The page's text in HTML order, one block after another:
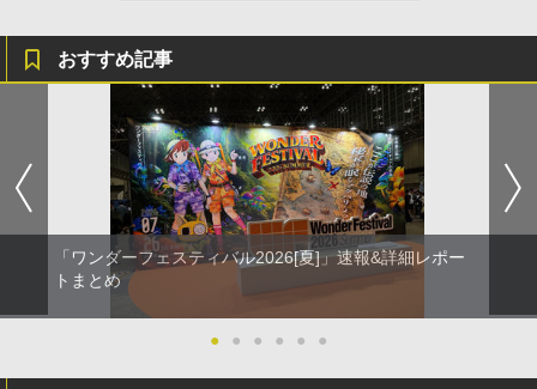
おすすめ記事
「ワンダーフェスティバル2026[夏]」速報&詳細レポー
トまとめ
● ● ● ● ● ●